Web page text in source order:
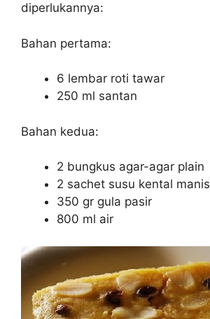
diperlukannya:
Bahan pertama:
6 lembar roti tawar
250 ml santan
Bahan kedua:
2 bungkus agar-agar plain
2 sachet susu kental manis
350 gr gula pasir
800 ml air